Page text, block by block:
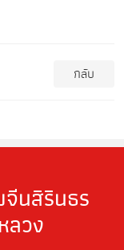
กลับ
นสิรินธร
ลวง